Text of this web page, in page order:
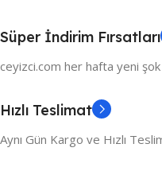
Süper İndirim Fırsatları
ceyizci.com her hafta yeni
Hızlı Teslimat
Aynı Gün Kargo ve Hızlı